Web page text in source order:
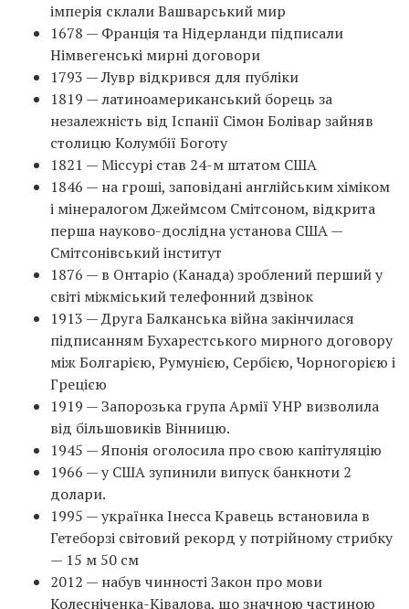
імперія склали Вашварський мир
1678 — Франція та Нідерланди підписали
Німвегенські мирні договори
1793 — Лувр відкрився для публіки
1819 — латиноамериканський борець за
незалежність від Іспанії Сімон Болівар зайняв
столицю Колумбії Боготу
1821 — Міссурі став 24-м штатом США
1846 — на гроші, заповідані англійським хіміком
і мінералогом Джеймсом Смітсоном, відкрита
перша науково-дослідна установа США —
Смітсонівський інститут
1876 — в Онтаріо (Канада) зроблений перший у
світі міжміський телефонний дзвінок
1913 — Друга Балканська війна закінчилася
підписанням Бухарестського мирного договору
між Болгарією, Румунією, Сербією, Чорногорією і
Грецією
1919 — Запорозька група Армії УНР визволила
від більшовиків Вінницю.
1945 — Японія оголосила про свою капітуляцію
1966 — у США зупинили випуск банкноти 2
долари.
1995 — українка Інесса Кравець встановила в
Гетеборзі світовий рекорд у потрійному стрибку
— 15 м 50 см
2012 — набув чинності Закон про мови
Колесніченка-Ківалова, що значною частиною